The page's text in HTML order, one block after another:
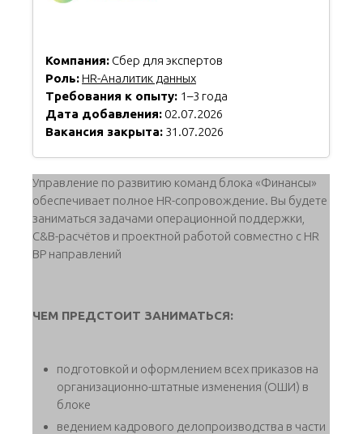
Компания: Сбер для экспертов
Роль:HR-Аналитик данных
Требования к опыту: 1–3 года
Дата добавления: 02.07.2026
Вакансия закрыта: 31.07.2026
Управление по развитию команд блока «Финансы»
обеспечивает полное HR-сопровождение. Вы будете
заниматься задачами операционной поддержки,
C&B-расчётов и проектной работой совместно с HR
BP направлений
ЧЕМ ПРЕДСТОИТ ЗАНИМАТЬСЯ:
подготовкой и оформлением всех приказов на
организационно-штатные изменения (ОШИ) в
блоке
ведением кадрового делопроизводства в части